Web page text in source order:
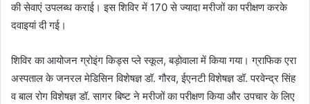
की सेवाएं उपलब्ध कराई। इस शिविर में 170 से ज्यादा मरीजों का परीक्षण करके
दवाइयां दी गई।
शिविर का आयोजन ग्रोइंग किड्स प्ले स्कूल, बड़ोवाला में किया गया। ग्राफिक एरा
अस्पताल के जनरल मेडिसिन विशेषज्ञ डॉ. गौरव, ईएनटी विशेषज्ञ डॉ. परवेन्द्र सिंह
व बाल रोग विशेषज्ञ डॉ. सागर बिष्ट ने मरीजों का परीक्षण किया और उपचार के लिए